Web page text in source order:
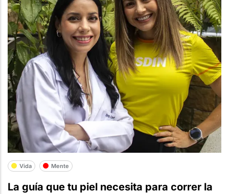
Vida Mente
La guía que tu piel necesita para correr la